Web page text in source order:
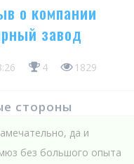
о компании
завод
4 1829
стороны
да и
без большого опыта